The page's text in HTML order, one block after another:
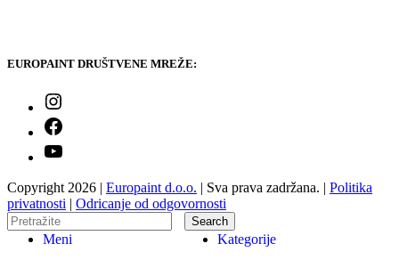
EUROPAINT DRUŠTVENE MREŽE:
Copyright 2026 | Europaint d.o.o. | Sva prava zadržana. | Politika
privatnosti | Odricanje od odgovornosti
Search
Meni
Kategorije